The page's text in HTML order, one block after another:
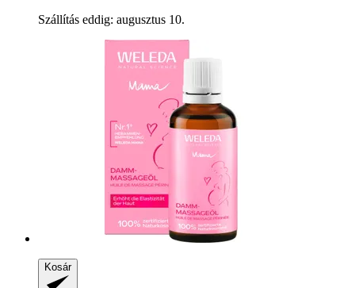
Szállítás eddig: augusztus 10.
Kosár